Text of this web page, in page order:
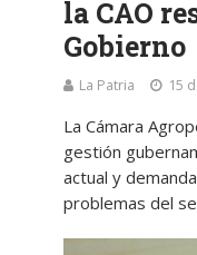
la CAO
Gobierno
La Patria 15
La Cámara
gestión
actual y
problemas del